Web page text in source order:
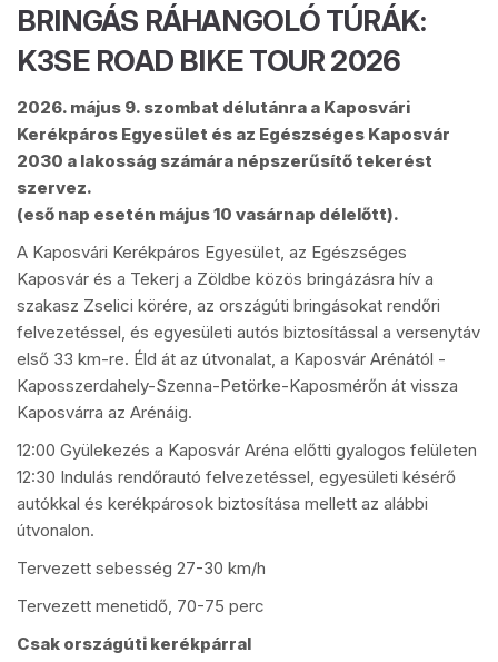
BRINGÁS RÁHANGOLÓ TÚRÁK:
K3SE ROAD BIKE TOUR 2026
2026. május 9. szombat délutánra a Kaposvári
Kerékpáros Egyesület és az Egészséges Kaposvár
2030 a lakosság számára népszerűsítő tekerést
szervez.
(eső nap esetén május 10 vasárnap délelőtt).
A Kaposvári Kerékpáros Egyesület, az Egészséges
Kaposvár és a Tekerj a Zöldbe közös bringázásra hív a
szakasz Zselici körére, az országúti bringásokat rendőri
felvezetéssel, és egyesületi autós biztosítással a versenytáv
első 33 km-re. Éld át az útvonalat, a Kaposvár Arénától -
Kaposszerdahely-Szenna-Petörke-Kaposmérőn át vissza
Kaposvárra az Arénáig.
12:00 Gyülekezés a Kaposvár Aréna előtti gyalogos felületen
12:30 Indulás rendőrautó felvezetéssel, egyesületi késérő
autókkal és kerékpárosok biztosítása mellett az alábbi
útvonalon.
Tervezett sebesség 27-30 km/h
Tervezett menetidő, 70-75 perc
Csak országúti kerékpárral